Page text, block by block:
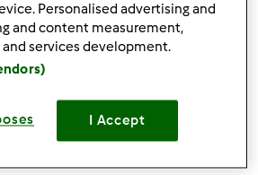
dal momento dell’inserimento
approvazione della finanziaria ,
di pazienza, nel frattempo leggici e
possono sembrarti interessanti...
post vendita .. 😉
Personalised advertising and
and content measurement,
services development.
I Accept